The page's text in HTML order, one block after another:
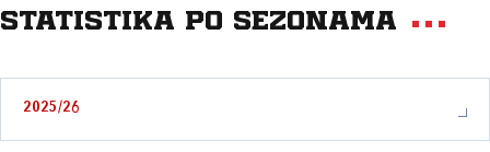
Statistika po sezonama
2025/26